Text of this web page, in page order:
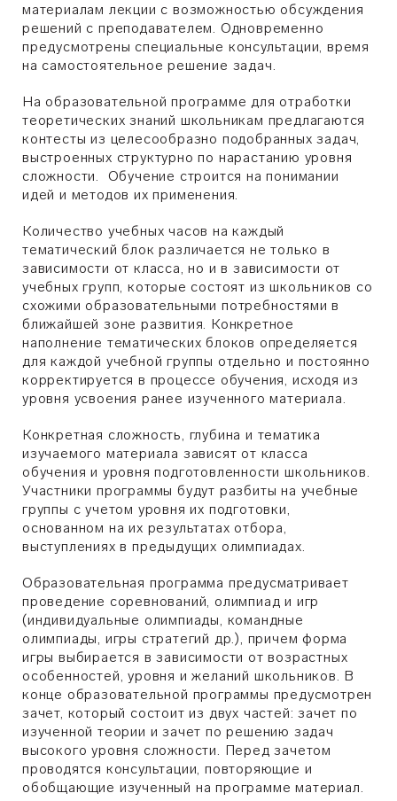
материалам лекции с возможностью обсуждения
решений с преподавателем. Одновременно
предусмотрены специальные консультации, время
на самостоятельное решение задач.
На образовательной программе для отработки
теоретических знаний школьникам предлагаются
контесты из целесообразно подобранных задач,
выстроенных структурно по нарастанию уровня
сложности. Обучение строится на понимании
идей и методов их применения.
Количество учебных часов на каждый
тематический блок различается не только в
зависимости от класса, но и в зависимости от
учебных групп, которые состоят из школьников со
схожими образовательными потребностями в
ближайшей зоне развития. Конкретное
наполнение тематических блоков определяется
для каждой учебной группы отдельно и постоянно
корректируется в процессе обучения, исходя из
уровня усвоения ранее изученного материала.
Конкретная сложность, глубина и тематика
изучаемого материала зависят от класса
обучения и уровня подготовленности школьников.
Участники программы будут разбиты на учебные
группы с учетом уровня их подготовки,
основанном на их результатах отбора,
выступлениях в предыдущих олимпиадах.
Образовательная программа предусматривает
проведение соревнований, олимпиад и игр
(индивидуальные олимпиады, командные
олимпиады, игры стратегий др.), причем форма
игры выбирается в зависимости от возрастных
особенностей, уровня и желаний школьников. В
конце образовательной программы предусмотрен
зачет, который состоит из двух частей: зачет по
изученной теории и зачет по решению задач
высокого уровня сложности. Перед зачетом
проводятся консультации, повторяющие и
обобщающие изученный на программе материал.